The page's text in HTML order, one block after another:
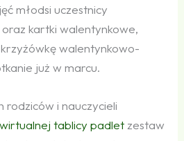
młodsi uczestnicy
kartki walentynkowe,
walentynkowo-
już w marcu.
rodziców i nauczycieli
wirtualnej tablicy padletzestaw